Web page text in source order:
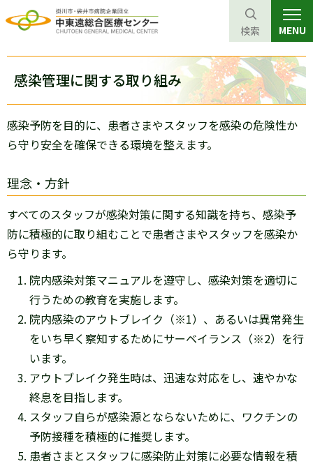
グ
バ
ル
ナ
ゲ
ー
シ
ョ
本
ロ
ル
ナ
ビ
ー
シ
ョ
ン
フ
ー
へ
検索 MENU
感染管理に関する取り組み
感染予防を目的に、患者さまやスタッフを感染の危険性か
ら守り安全を確保できる環境を整えます。
理念・方針
すべてのスタッフが感染対策に関する知識を持ち、感染予
防に積極的に取り組むことで患者さまやスタッフを感染か
ら守ります。
院内感染対策マニュアルを遵守し、感染対策を適切に
行うための教育を実施します。
院内感染のアウトブレイク（※1）、あるいは異常発生
をいち早く察知するためにサーベイランス（※2）を行
います。
アウトブレイク発生時は、迅速な対応をし、速やかな
終息を目指します。
スタッフ自らが感染源とならないために、ワクチンの
予防接種を積極的に推奨します。
患者さまとスタッフに感染防止対策に必要な情報を積